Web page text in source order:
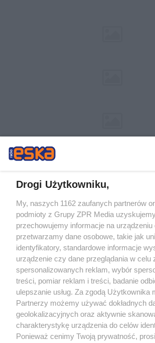
Żaden utwór zamieszczony w serwisie nie może być
rozpowszechniany lub dalej rozpowszechniany w
tym także elektroniczny lub mechaniczny) na
eksploatacji w jakiejkolwiek formie, włącznie z
bez pisemnej zgody właściciela praw. Jakiekolwiek
wykorzystanie utworów w całości lub w części z
bez właściwej zgody, jest zabronione pod groźbą
prawnie.
O nas
Drogi Użytkowniku,
My, naszych 1162 zaufanych partnerów
podmioty z Grupy ZPR Media
przechowujemy informacje na urządzeniu
przetwarzamy dane osobowe, takie jak
identyfikatory, standardowe informacje
urządzenie czy dane przeglądania w celu
spersonalizowanych reklam, wybór
treści, pomiar reklam i treści, badanie
ulepszanie usług. Za zgodą Użytkownika
Partnerzy możemy używać dokładnych
geolokalizacyjnych oraz aktywnie
charakterystykę urządzenia do celów
Ponieważ cenimy Twoją prywatność,